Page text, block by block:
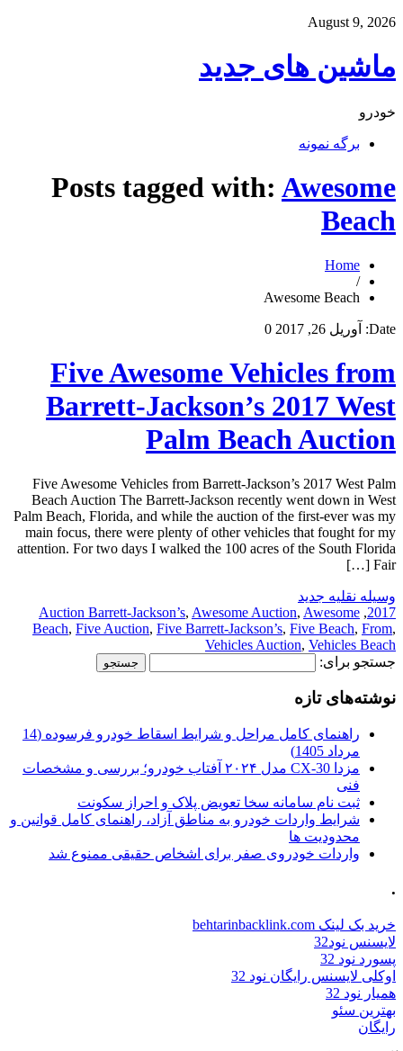
August 9, 2026
ماشین های جدید
خودرو
برگه نمونه
Posts tagged with: Awesome
Beach
Home
/
Awesome Beach
Date: آوریل 26, 2017 0
Five Awesome Vehicles from
Barrett-Jackson’s 2017 West
Palm Beach Auction
Five Awesome Vehicles from Barrett-Jackson’s 2017 West Palm
Beach Auction The Barrett-Jackson recently went down in West
Palm Beach, Florida, and while the auction of the first-ever was my
main focus, there were plenty of other vehicles that fought for my
attention. For two days I walked the 100 acres of the South Florida
Fair […]
وسیله نقلیه جدید
2017
,
Auction Barrett-Jackson’s, Awesome Auction, Awesome
Beach, Five Auction, Five Barrett-Jackson’s, Five Beach, From,
Vehicles Auction, Vehicles Beach
جستجو برای:
نوشته‌های تازه
راهنمای کامل مراحل و شرایط اسقاط خودرو فرسوده (14
مرداد 1405)
مزدا CX-30 مدل ۲۰۲۴ آفتاب خودرو؛ بررسی و مشخصات
فنی
ثبت نام سامانه سخا تعویض پلاک و احراز سکونت
شرایط واردات خودرو به مناطق آزاد، راهنمای کامل قوانین و
محدودیت ها
واردات خودروی صفر برای اشخاص حقیقی ممنوع شد
.
خرید بک لینک behtarinbacklink.com
لایسنس نود32
پسورد نود 32
اوکلی لایسنس رایگان نود 32
همیار نود 32
بهترین سئو
رایگان